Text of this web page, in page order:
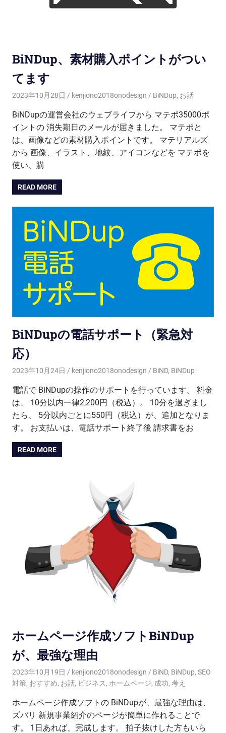
BiNDup、素材購入ポイントがつい
てます
2023年10月28日 kenjiono2018onodesign BiNDup, お話
BiNDupの運営会社のウェブライフから マテポ35000ポ
イントの 消失期日のメールが届きました。 マテポと
は、画像などの素材購入ポイントです。 マテリアルズ
から 画像、イラスト、地紋、アイコンなどを マテポを
使い、購
READ MORE
BiNDupの電話サポート（緊急対
応）
2023年10月24日 kenjiono2018onodesign BiND, BiNDup
電話で BiNDupの操作のサポートを行っています。 料金
は、 10分以内一律2,200円（税込）。 10分を過ぎまし
たら、 5分以内ごとに550円（税込）が、追加となりま
す。 お支払いは、電話サポート終了後 請求書をお
READ MORE
ホームページ作成ソフトBiNDup
が、最強な理由
2023年10月19日 kenjiono2018onodesign BiND, BiNDup, SEO
対策, おすすめ, お話, ビジネス, ホームページ, 成功, 考え
ホームページ作成ソフトの BiNDupが、最強な理由は、
ズバリ 新規事業紹介のページが簡単に作れることで
す。 1日あれば、完成します。 拍子抜けした方もいら